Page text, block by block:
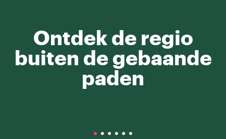
Ontdek de regio
buiten de gebaande
paden